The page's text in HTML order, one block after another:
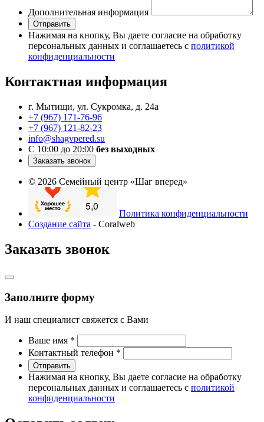
Дополнительная информация
Отправить
Нажимая на кнопку, Вы даете согласие на обработку
персональных данных и соглашаетесь с политикой
конфиденциальности
Контактная информация
г. Мытищи, ул. Сукромка, д. 24а
+7 (967) 171-76-96
+7 (967) 121-82-23
info@shagvpered.su
С 10:00 до 20:00 без выходных
Заказать звонок
© 2026 Семейный центр «Шаг вперед»
Политика конфиденциальности
Создание сайта - Coralweb
Заказать звонок
Заполните форму
И наш специалист свяжется с Вами
Ваше имя *
Контактный телефон *
Отправить
Нажимая на кнопку, Вы даете согласие на обработку
персональных данных и соглашаетесь с политикой
конфиденциальности